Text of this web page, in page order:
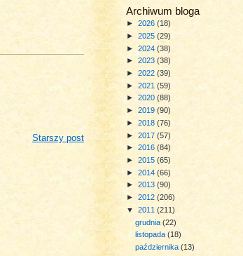
Archiwum bloga
► 2026 (18)
► 2025 (29)
► 2024 (38)
► 2023 (38)
► 2022 (39)
► 2021 (59)
► 2020 (88)
► 2019 (90)
► 2018 (76)
► 2017 (57)
► 2016 (84)
► 2015 (65)
► 2014 (66)
► 2013 (90)
► 2012 (206)
▼ 2011 (211)
grudnia(22)
listopada(18)
października(13)
Starszy post